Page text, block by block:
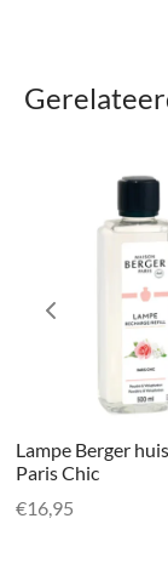
Lampe Berger
Paris Chic
€16,95